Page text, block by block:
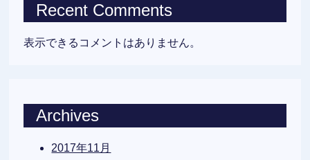
Recent Comments
表示できるコメントはありません。
Archives
2017年11月